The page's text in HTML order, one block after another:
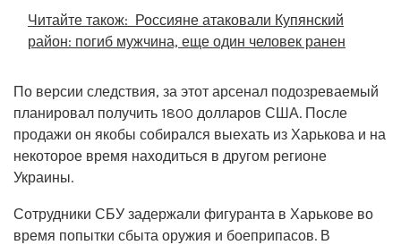
Читайте також: Россияне атаковали Купянский
район: погиб мужчина, еще один человек ранен
По версии следствия, за этот арсенал подозреваемый
планировал получить 1800 долларов США. После
продажи он якобы собирался выехать из Харькова и на
некоторое время находиться в другом регионе
Украины.
Сотрудники СБУ задержали фигуранта в Харькове во
время попытки сбыта оружия и боеприпасов. В